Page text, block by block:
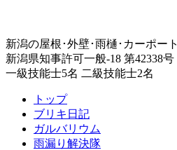
新潟の屋根･外壁･雨樋･カーポート
新潟県知事許可一般-18 第42338号
一級技能士5名 二級技能士2名
トップ
ブリキ日記
ガルバリウム
雨漏り解決隊